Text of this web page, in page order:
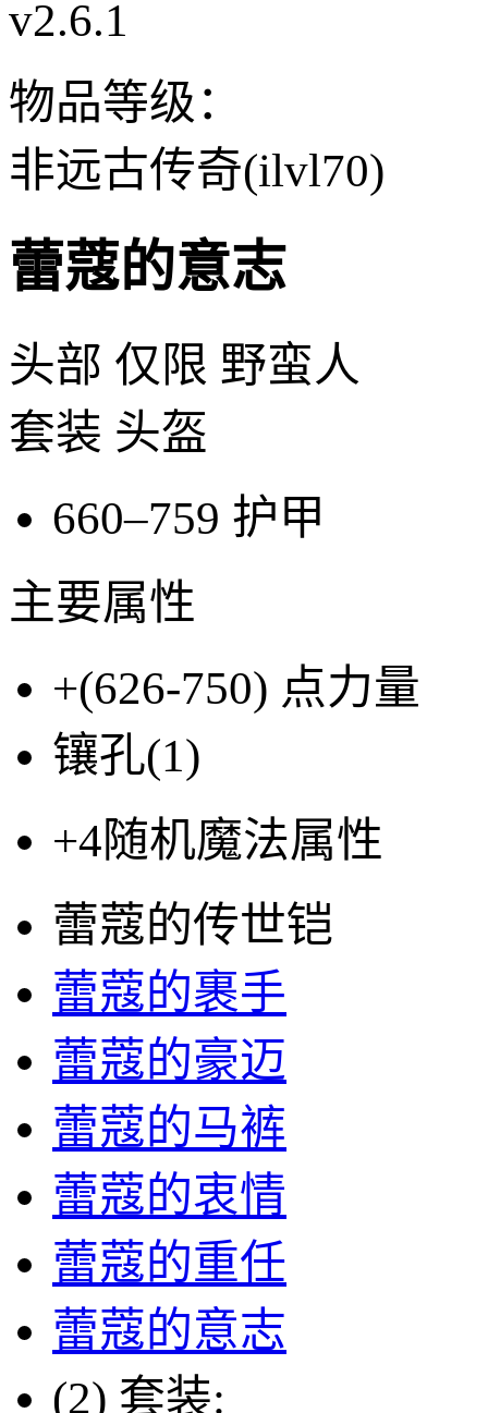
v2.6.1
物品等级：
非远古传奇(ilvl70)
蕾蔻的意志
头部 仅限 野蛮人
套装 头盔
660–759 护甲
主要属性
+(626-750) 点力量
镶孔(1)
+4随机魔法属性
蕾蔻的传世铠
蕾蔻的裹手
蕾蔻的豪迈
蕾蔻的马裤
蕾蔻的衷情
蕾蔻的重任
蕾蔻的意志
(2) 套装: